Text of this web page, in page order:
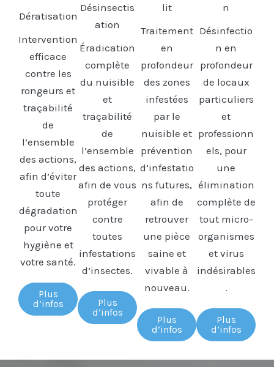
Dératisation
Intervention
efficace
contre les
rongeurs et
traçabilité
de
l’ensemble
des actions,
afin d’éviter
toute
dégradation
pour votre
hygiène et
votre santé.
Plus
d’infos
Désinsectis
ation
Éradication
complète
du nuisible
et
traçabilité
de
l’ensemble
des actions,
afin de vous
protéger
contre
toutes
infestations
d’insectes.
Plus
d’infos
lit
Traitement
en
profondeur
des zones
infestées
par le
nuisible et
prévention
d’infestatio
ns futures,
afin de
retrouver
une pièce
saine et
vivable à
nouveau.
Plus
d’infos
n
Désinfectio
n en
profondeur
de locaux
particuliers
et
professionn
els, pour
une
élimination
complète de
tout micro-
organismes
et virus
indésirables
.
Plus
d’infos